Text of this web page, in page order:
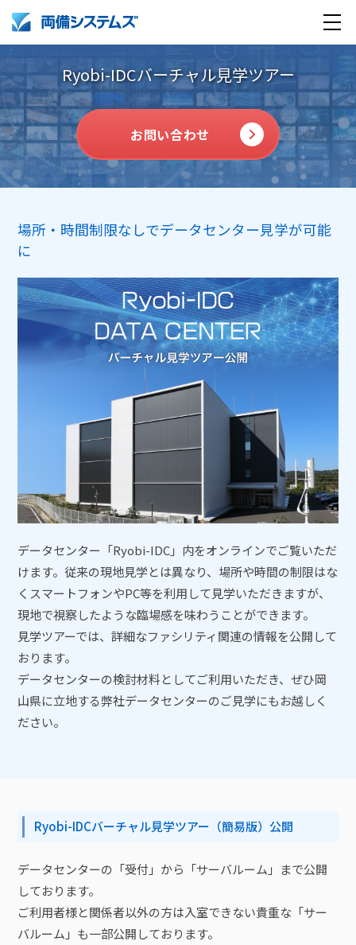
導入事例
企業情報
採用情報
Ryobi-IDCバーチャル見学ツアー
お問い合わせ
場所・時間制限なしでデータセンター見学が可能
に
データセンター「Ryobi-IDC」内をオンラインでご覧いただ
けます。従来の現地見学とは異なり、場所や時間の制限はな
くスマートフォンやPC等を利用して見学いただきますが、
現地で視察したような臨場感を味わうことができます。
見学ツアーでは、詳細なファシリティ関連の情報を公開して
おります。
データセンターの検討材料としてご利用いただき、ぜひ岡
山県に立地する弊社データセンターのご見学にもお越しく
ださい。
Ryobi-IDCバーチャル見学ツアー（簡易版）公開
データセンターの「受付」から「サーバルーム」まで公開
しております。
ご利用者様と関係者以外の方は入室できない貴重な「サー
バルーム」も一部公開しております。